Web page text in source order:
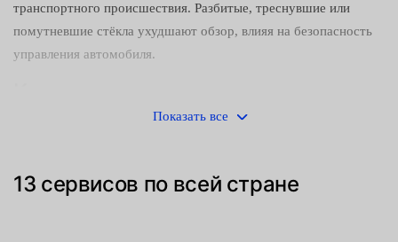
транспортного происшествия. Разбитые, треснувшие или
помутневшие стёкла ухудшают обзор, влияя на безопасность
управления автомобиля.
высокопрочных клеящих составов. При этом для снятия
старых и установки новых деталей требуются:
Показать все
13 сервисов по всей стране